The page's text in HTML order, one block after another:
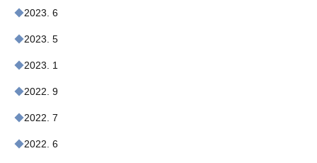
2023. 6
2023. 5
2023. 1
2022. 9
2022. 7
2022. 6